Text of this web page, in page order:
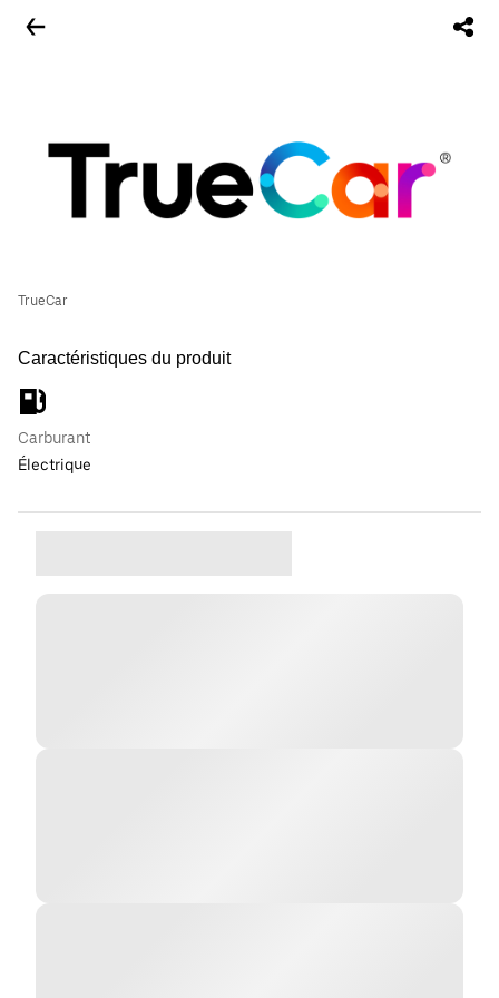
TrueCar
Caractéristiques du produit
Carburant
Électrique